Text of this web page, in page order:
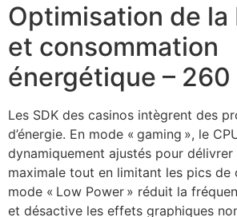
Optimisation de
et consommation
énergétique – 260
Les SDK des casinos intègrent des
d’énergie. En mode « gaming », le
dynamiquement ajustés pour
maximale tout en limitant les pics de
mode « Low Power » réduit la
et désactive les effets graphiques